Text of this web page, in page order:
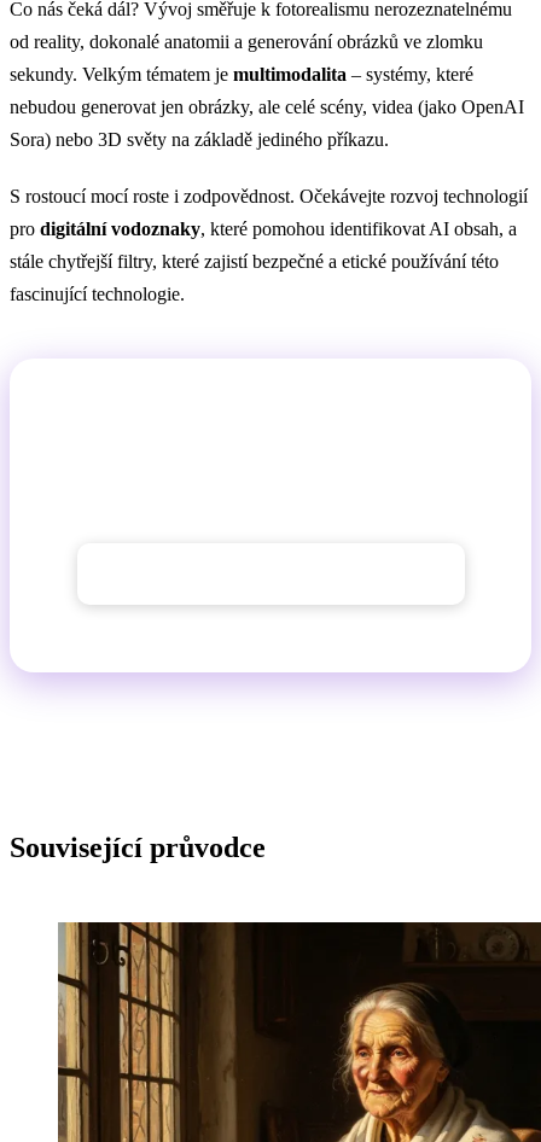
Co nás čeká dál? Vývoj směřuje k fotorealismu nerozeznatelnému
od reality, dokonalé anatomii a generování obrázků ve zlomku
sekundy. Velkým tématem je multimodalita – systémy, které
nebudou generovat jen obrázky, ale celé scény, videa (jako OpenAI
Sora) nebo 3D světy na základě jediného příkazu.
S rostoucí mocí roste i zodpovědnost. Očekávejte rozvoj technologií
pro digitální vodoznaky, které pomohou identifikovat AI obsah, a
stále chytřejší filtry, které zajistí bezpečné a etické používání této
fascinující technologie.
Související průvodce